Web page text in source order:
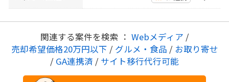
関連する案件を検索 ： Webメディア /
売却希望価格20万円以下 / グルメ・食品 / お取り寄せ
/ GA連携済 / サイト移行代行可能